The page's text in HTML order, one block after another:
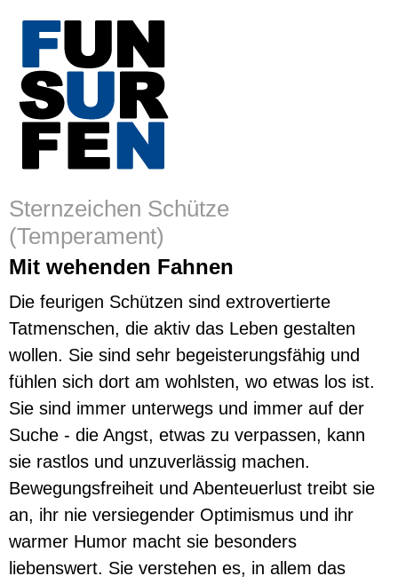
Sternzeichen Schütze
(Temperament)
Mit wehenden Fahnen
Die feurigen Schützen sind extrovertierte
Tatmenschen, die aktiv das Leben gestalten
wollen. Sie sind sehr begeisterungsfähig und
fühlen sich dort am wohlsten, wo etwas los ist.
Sie sind immer unterwegs und immer auf der
Suche - die Angst, etwas zu verpassen, kann
sie rastlos und unzuverlässig machen.
Bewegungsfreiheit und Abenteuerlust treibt sie
an, ihr nie versiegender Optimismus und ihr
warmer Humor macht sie besonders
liebenswert. Sie verstehen es, in allem das